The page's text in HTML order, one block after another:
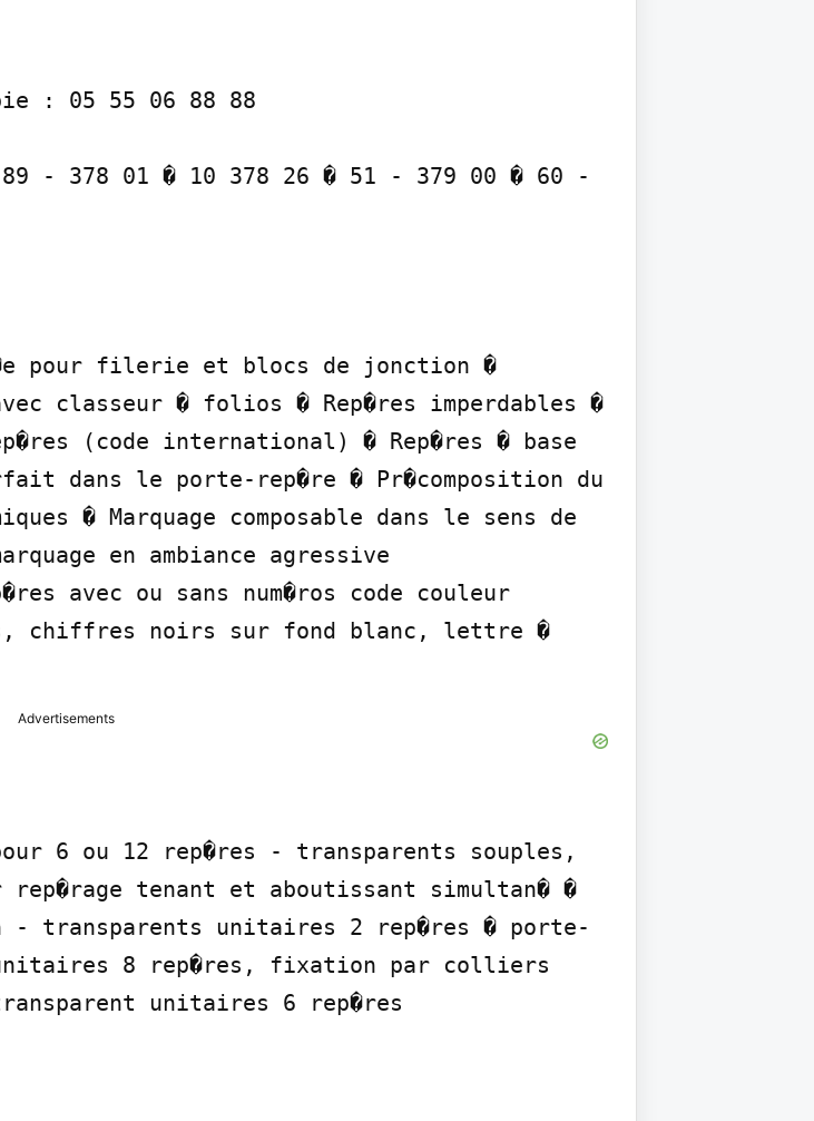
: 05 55 06 88 88
- 378 01 � 10 378 26 � 51 - 379 00 � 60 -
pour filerie et blocs de jonction �
classeur � folios � Rep�res imperdables �
(code international) � Rep�res � base
dans le porte-rep�re � Pr�composition du
� Marquage composable dans le sens de
en ambiance agressive
avec ou sans num�ros code couleur
chiffres noirs sur fond blanc, lettre �
Advertisements
6 ou 12 rep�res - transparents souples,
rep�rage tenant et aboutissant simultan� �
- transparents unitaires 2 rep�res � porte-
8 rep�res, fixation par colliers
unitaires 6 rep�res